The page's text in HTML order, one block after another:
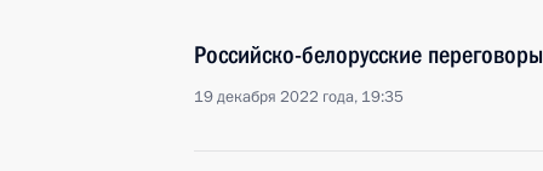
Российско-белорусские переговоры
19 декабря 2022 года, 19:35